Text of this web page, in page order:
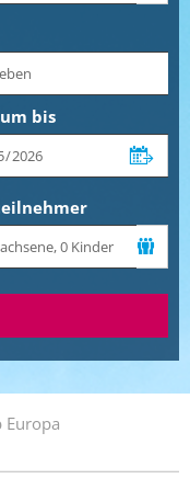
bis
Europa